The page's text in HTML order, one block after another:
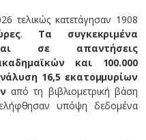
τελικώς κατετάγησαν 1908
. Τα συγκεκριμένα
σε απαντήσεις
και 100.000
16,5 εκατομμυρίων
από τη βιβλιομετρική βάση
υπόψη δεδομένα